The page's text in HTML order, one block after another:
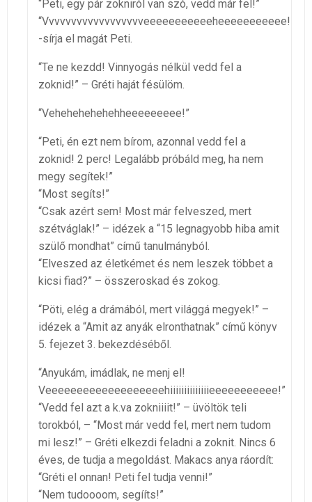
“Peti, egy pár zokniról van szó, vedd már fel!”
“Vvvvvvvvvvvvvvvvvveeeeeeeeeeeheeeeeeeeeee!”
-sírja el magát Peti.
“Te ne kezdd! Vinnyogás nélkül vedd fel a
zoknid!” – Gréti haját fésülöm.
“Vehehehehehehheeeeeeeee!”
“Peti, én ezt nem bírom, azonnal vedd fel a
zoknid! 2 perc! Legalább próbáld meg, ha nem
megy segítek!”
“Most segíts!”
“Csak azért sem! Most már felveszed, mert
szétváglak!” – idézek a “15 legnagyobb hiba amit
szülő mondhat” című tanulmányból.
“Elveszed az életkémet és nem leszek többet a
kicsi fiad?” – összeroskad és zokog.
“Pöti, elég a drámából, mert világgá megyek!” –
idézek a “Amit az anyák elronthatnak” című könyv
5. fejezet 3. bekezdéséből.
“Anyukám, imádlak, ne menj el!
Veeeeeeeeeeeeeeeeeeehiiiiiiiiiiiiiieeeeeeeeeee!”
“Vedd fel azt a k.va zokniiiit!” – üvöltök teli
torokból, – “Most már vedd fel, mert nem tudom
mi lesz!” – Gréti elkezdi feladni a zoknit. Nincs 6
éves, de tudja a megoldást. Makacs anya ráordít:
“Gréti el onnan! Peti fel tudja venni!”
“Nem tudoooom, segííts!”